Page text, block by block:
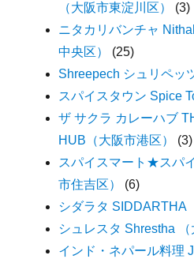
（大阪市東淀川区）
(3)
ニタカリバンチャ
中央区）
(25)
Shreepech シュリペッ
スパイスタウン Spice
ザ サクラ カレーハブ
HUB（大阪市港区）
(3)
スパイスマート★スパ
市住吉区）
(6)
シダラタ SIDDARTHA
シュレスタ Shrestha （
インド・ネパール料理